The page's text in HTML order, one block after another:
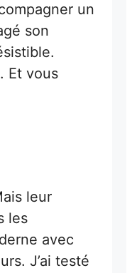
un
son
Et vous
leur
les
avec
J’ai testé